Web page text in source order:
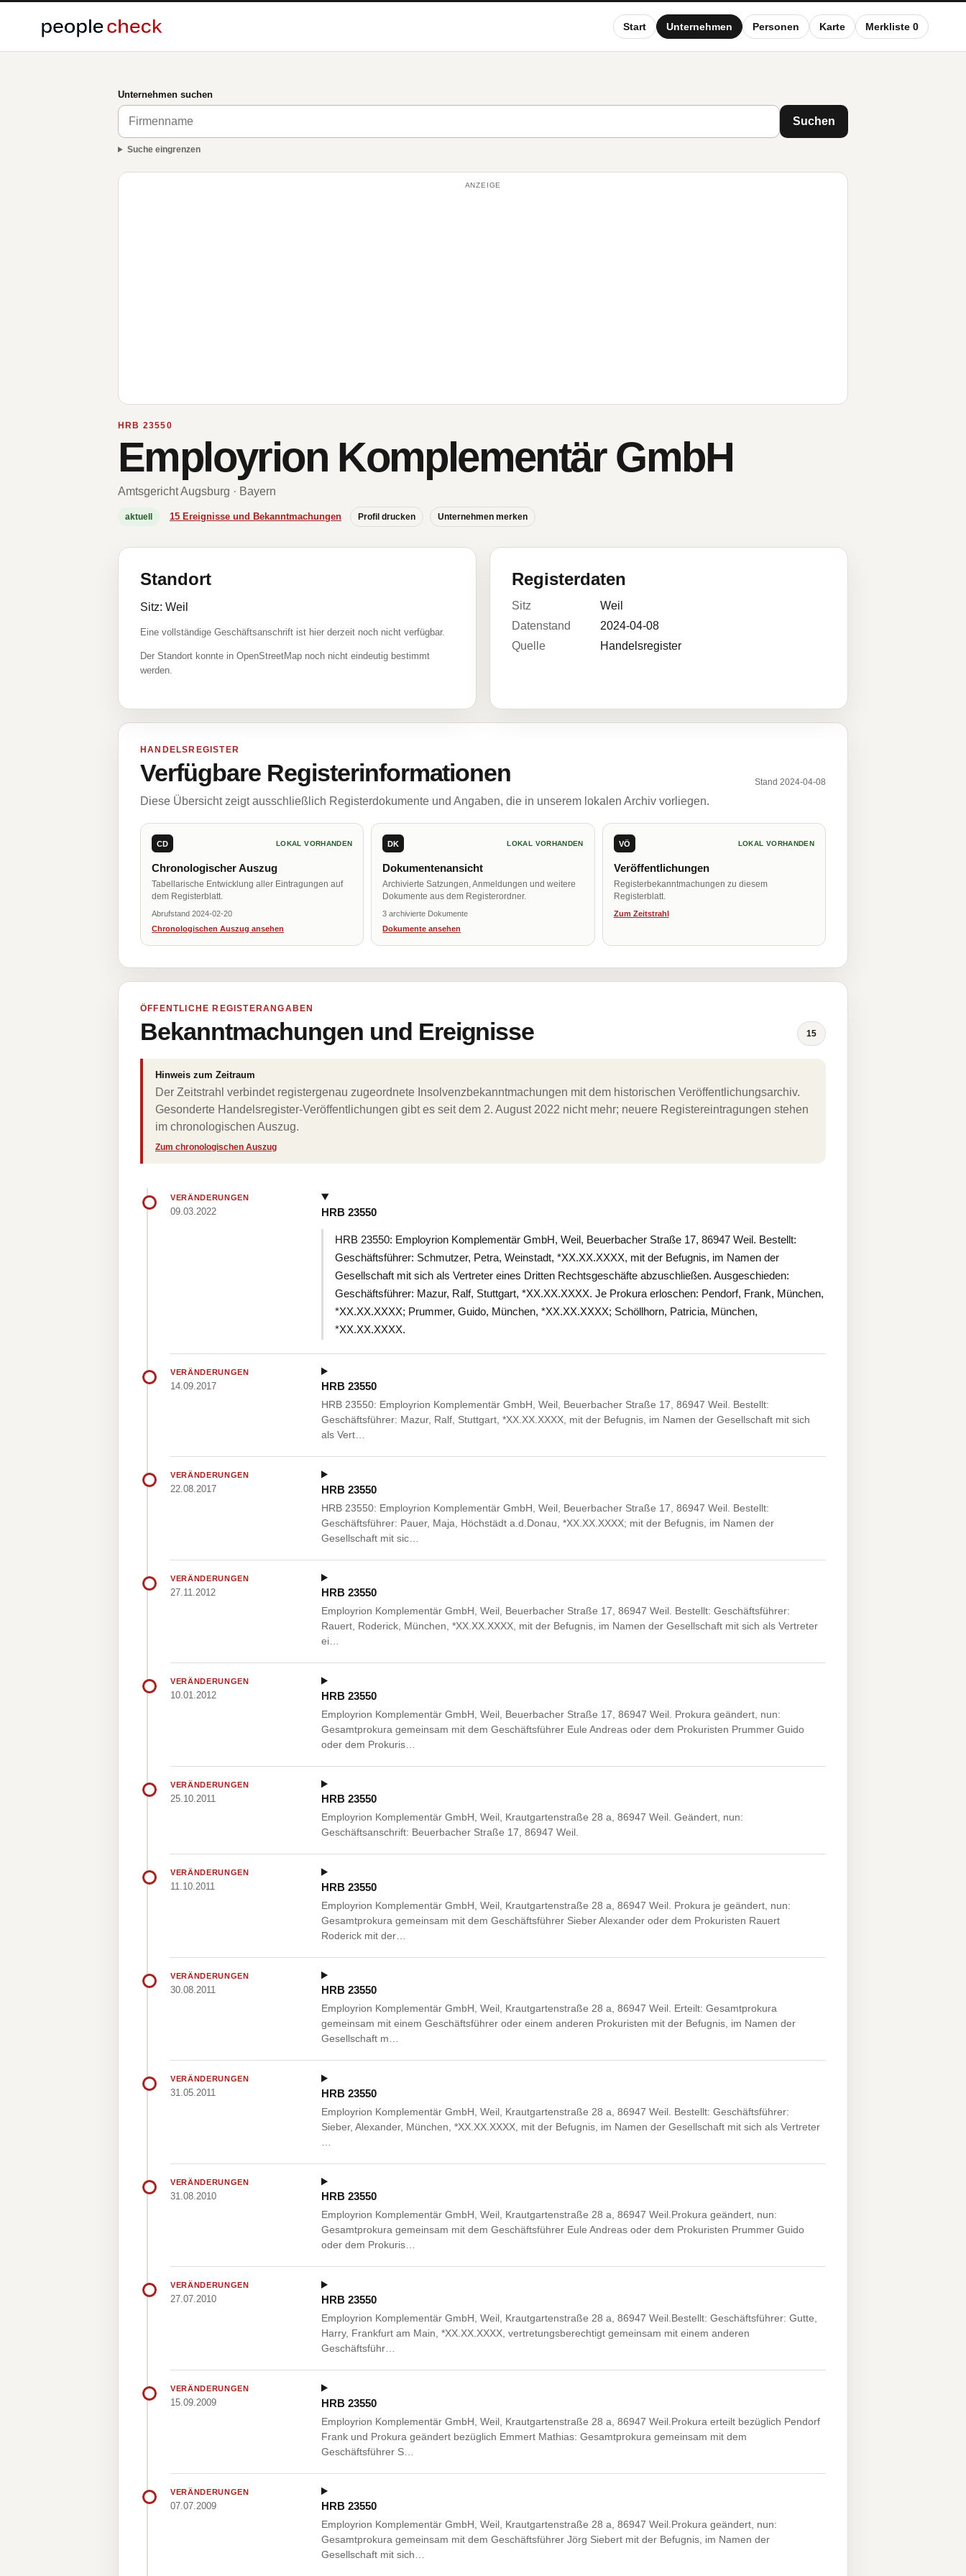
Start Unternehmen Personen Karte Merkliste 0
Unternehmen suchen
Suchen
Suche eingrenzen
ANZEIGE
HRB 23550
Employrion Komplementär GmbH
Amtsgericht Augsburg · Bayern
aktuell 15 Ereignisse und Bekanntmachungen Profil drucken Unternehmen merken
Standort
Sitz: Weil
Eine vollständige Geschäftsanschrift ist hier derzeit noch nicht verfügbar.
Der Standort konnte in OpenStreetMap noch nicht eindeutig bestimmt
werden.
Registerdaten
Sitz
Weil
Datenstand
2024-04-08
Quelle
Handelsregister
HANDELSREGISTER
Verfügbare Registerinformationen Stand 2024-04-08
Diese Übersicht zeigt ausschließlich Registerdokumente und Angaben, die in unserem lokalen Archiv vorliegen.
CD LOKAL VORHANDEN
Chronologischer Auszug
Tabellarische Entwicklung aller Eintragungen auf
dem Registerblatt.
Abrufstand 2024-02-20
Chronologischen Auszug ansehen
DK LOKAL VORHANDEN
Dokumentenansicht
Archivierte Satzungen, Anmeldungen und weitere
Dokumente aus dem Registerordner.
3 archivierte Dokumente
Dokumente ansehen
VÖ LOKAL VORHANDEN
Veröffentlichungen
Registerbekanntmachungen zu diesem
Registerblatt.
Zum Zeitstrahl
ÖFFENTLICHE REGISTERANGABEN
Bekanntmachungen und Ereignisse 15
Hinweis zum Zeitraum
Der Zeitstrahl verbindet registergenau zugeordnete Insolvenzbekanntmachungen mit dem historischen Veröffentlichungsarchiv.
Gesonderte Handelsregister-Veröffentlichungen gibt es seit dem 2. August 2022 nicht mehr; neuere Registereintragungen stehen
im chronologischen Auszug.
Zum chronologischen Auszug
VERÄNDERUNGEN
09.03.2022 HRB 23550
HRB 23550: Employrion Komplementär GmbH, Weil, Beuerbacher Straße 17, 86947 Weil. Bestellt:
Geschäftsführer: Schmutzer, Petra, Weinstadt, *XX.XX.XXXX, mit der Befugnis, im Namen der
Gesellschaft mit sich als Vertreter eines Dritten Rechtsgeschäfte abzuschließen. Ausgeschieden:
Geschäftsführer: Mazur, Ralf, Stuttgart, *XX.XX.XXXX. Je Prokura erloschen: Pendorf, Frank, München,
*XX.XX.XXXX; Prummer, Guido, München, *XX.XX.XXXX; Schöllhorn, Patricia, München,
*XX.XX.XXXX.
VERÄNDERUNGEN
14.09.2017 HRB 23550
HRB 23550: Employrion Komplementär GmbH, Weil, Beuerbacher Straße 17, 86947 Weil. Bestellt:
Geschäftsführer: Mazur, Ralf, Stuttgart, *XX.XX.XXXX, mit der Befugnis, im Namen der Gesellschaft mit sich
als Vert…
VERÄNDERUNGEN
22.08.2017 HRB 23550
HRB 23550: Employrion Komplementär GmbH, Weil, Beuerbacher Straße 17, 86947 Weil. Bestellt:
Geschäftsführer: Pauer, Maja, Höchstädt a.d.Donau, *XX.XX.XXXX; mit der Befugnis, im Namen der
Gesellschaft mit sic…
VERÄNDERUNGEN
27.11.2012 HRB 23550
Employrion Komplementär GmbH, Weil, Beuerbacher Straße 17, 86947 Weil. Bestellt: Geschäftsführer:
Rauert, Roderick, München, *XX.XX.XXXX, mit der Befugnis, im Namen der Gesellschaft mit sich als Vertreter
ei…
VERÄNDERUNGEN
10.01.2012 HRB 23550
Employrion Komplementär GmbH, Weil, Beuerbacher Straße 17, 86947 Weil. Prokura geändert, nun:
Gesamtprokura gemeinsam mit dem Geschäftsführer Eule Andreas oder dem Prokuristen Prummer Guido
oder dem Prokuris…
VERÄNDERUNGEN
25.10.2011 HRB 23550
Employrion Komplementär GmbH, Weil, Krautgartenstraße 28 a, 86947 Weil. Geändert, nun:
Geschäftsanschrift: Beuerbacher Straße 17, 86947 Weil.
VERÄNDERUNGEN
11.10.2011 HRB 23550
Employrion Komplementär GmbH, Weil, Krautgartenstraße 28 a, 86947 Weil. Prokura je geändert, nun:
Gesamtprokura gemeinsam mit dem Geschäftsführer Sieber Alexander oder dem Prokuristen Rauert
Roderick mit der…
VERÄNDERUNGEN
30.08.2011 HRB 23550
Employrion Komplementär GmbH, Weil, Krautgartenstraße 28 a, 86947 Weil. Erteilt: Gesamtprokura
gemeinsam mit einem Geschäftsführer oder einem anderen Prokuristen mit der Befugnis, im Namen der
Gesellschaft m…
VERÄNDERUNGEN
31.05.2011 HRB 23550
Employrion Komplementär GmbH, Weil, Krautgartenstraße 28 a, 86947 Weil. Bestellt: Geschäftsführer:
Sieber, Alexander, München, *XX.XX.XXXX, mit der Befugnis, im Namen der Gesellschaft mit sich als Vertreter
VERÄNDERUNGEN
31.08.2010 HRB 23550
Employrion Komplementär GmbH, Weil, Krautgartenstraße 28 a, 86947 Weil.Prokura geändert, nun:
Gesamtprokura gemeinsam mit dem Geschäftsführer Eule Andreas oder dem Prokuristen Prummer Guido
oder dem Prokuris…
VERÄNDERUNGEN
27.07.2010 HRB 23550
Employrion Komplementär GmbH, Weil, Krautgartenstraße 28 a, 86947 Weil.Bestellt: Geschäftsführer: Gutte,
Harry, Frankfurt am Main, *XX.XX.XXXX, vertretungsberechtigt gemeinsam mit einem anderen
Geschäftsführ…
VERÄNDERUNGEN
15.09.2009 HRB 23550
Employrion Komplementär GmbH, Weil, Krautgartenstraße 28 a, 86947 Weil.Prokura erteilt bezüglich Pendorf
Frank und Prokura geändert bezüglich Emmert Mathias: Gesamtprokura gemeinsam mit dem
Geschäftsführer S…
VERÄNDERUNGEN
07.07.2009 HRB 23550
Employrion Komplementär GmbH, Weil, Krautgartenstraße 28 a, 86947 Weil.Prokura geändert, nun:
Gesamtprokura gemeinsam mit dem Geschäftsführer Jörg Siebert mit der Befugnis, im Namen der
Gesellschaft mit sich…